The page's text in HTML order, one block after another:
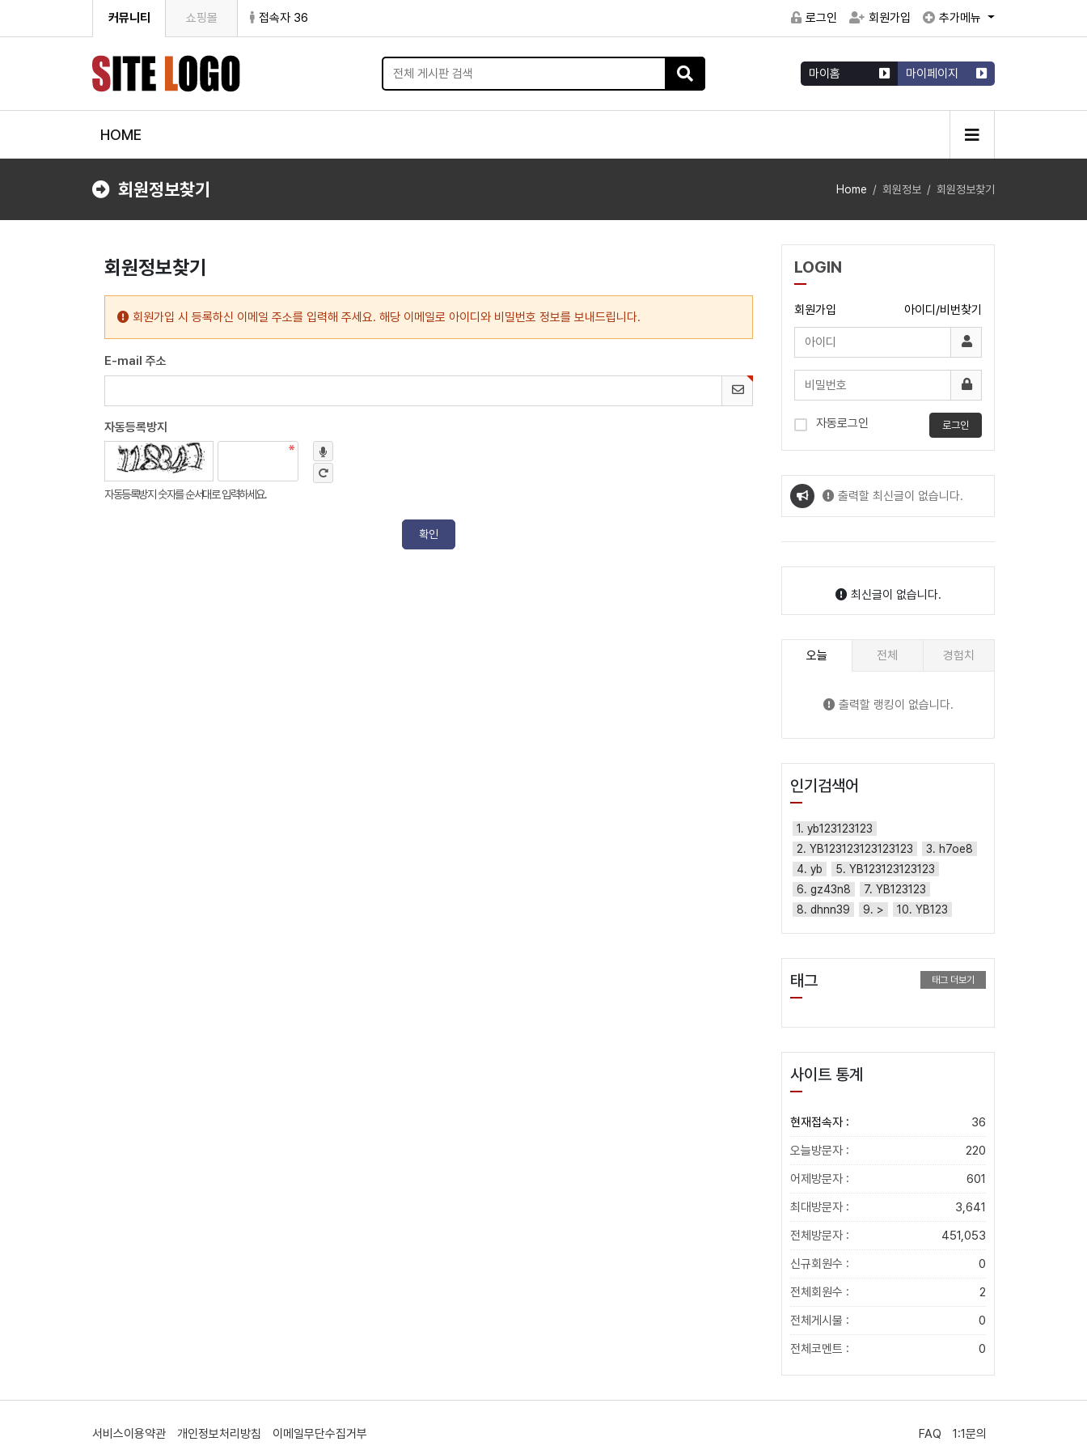
커뮤니티 쇼핑몰 접속자 36 로그인 회원가입 추가메뉴
마이홈 마이페이지
HOME
회원정보찾기 Home 회원정보 회원정보찾기
회원정보찾기
회원가입 시 등록하신 이메일 주소를 입력해 주세요. 해당 이메일로 아이디와 비밀번호 정보를 보내드립니다.
E-mail 주소
자동등록방지
자동등록방지 숫자를 순서대로 입력하세요.
LOGIN
회원가입 아이디/비번찾기
자동로그인 로그인
출력할 최신글이 없습니다.
최신글이 없습니다.
오늘 전체 경험치
출력할 랭킹이 없습니다.
인기검색어
1. yb123123123
2. YB123123123123123
3. h7oe8
4. yb
5. YB123123123123
6. gz43n8
7. YB123123
8. dhnn39
9. > 10. YB123
태그 태그 더보기
사이트 통계
현재접속자 :
36
오늘방문자 :
220
어제방문자 :
601
최대방문자 :
3,641
전체방문자 :
451,053
신규회원수 :
0
전체회원수 :
2
전체게시물 :
0
전체코멘트 :
0
서비스이용약관 개인정보처리방침 이메일무단수집거부 FAQ 1:1문의